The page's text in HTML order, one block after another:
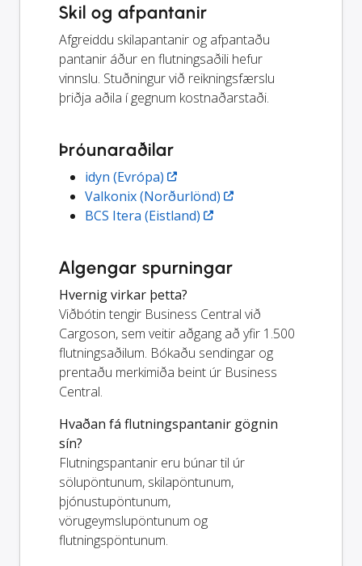
Skil og afpantanir
Afgreiddu skilapantanir og afpantaðu
pantanir áður en flutningsaðili hefur
vinnslu. Stuðningur við reikningsfærslu
þriðja aðila í gegnum kostnaðarstaði.
Þróunaraðilar
idyn (Evrópa)
Valkonix (Norðurlönd)
BCS Itera (Eistland)
Algengar spurningar
Hvernig virkar þetta?
Viðbótin tengir Business Central við
Cargoson, sem veitir aðgang að yfir 1.500
flutningsaðilum. Bókaðu sendingar og
prentaðu merkimiða beint úr Business
Central.
Hvaðan fá flutningspantanir gögnin
sín?
Flutningspantanir eru búnar til úr
sölupöntunum, skilapöntunum,
þjónustupöntunum,
vörugeymslupöntunum og
flutningspöntunum.